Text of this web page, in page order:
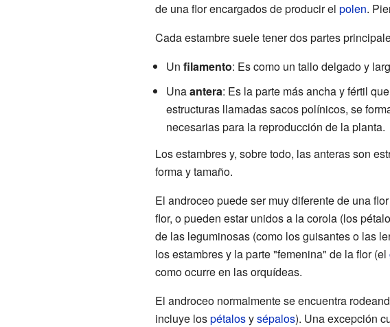
de una flor encargados de producir el polen.
Cada estambre suele tener dos partes
Un filamento: Es como un tallo delgado y
Unaantera: Es la parte más ancha y fértil
estructuras llamadas sacos polínicos, se
necesarias para la reproducción de la planta.
Los estambres y, sobre todo, las anteras son
forma y tamaño.
El androceo puede ser muy diferente de una
flor, o pueden estar unidos a la corola (los
de las leguminosas (como los guisantes o las
los estambres y la parte "femenina" de la flor (el
como ocurre en las orquídeas.
El androceo normalmente se encuentra
incluye lospétalosysépalos). Una excepción